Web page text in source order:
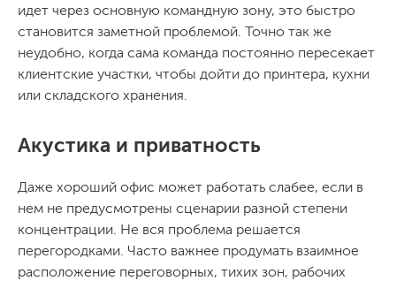
идет через основную командную зону, это быстро
становится заметной проблемой. Точно так же
неудобно, когда сама команда постоянно пересекает
клиентские участки, чтобы дойти до принтера, кухни
или складского хранения.
Акустика и приватность
Даже хороший офис может работать слабее, если в
нем не предусмотрены сценарии разной степени
концентрации. Не вся проблема решается
перегородками. Часто важнее продумать взаимное
расположение переговорных, тихих зон, рабочих